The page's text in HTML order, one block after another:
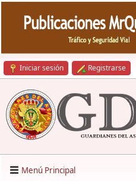
Iniciar sesión Registrarse
Menú Principal